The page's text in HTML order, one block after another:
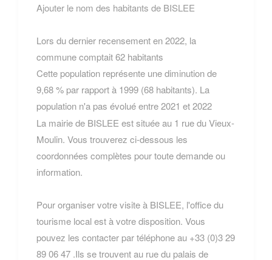
Ajouter le nom des habitants de BISLEE
Lors du dernier recensement en 2022, la
commune comptait 62 habitants
Cette population représente une diminution de
9,68 % par rapport à 1999 (68 habitants). La
population n'a pas évolué entre 2021 et 2022
La mairie de BISLEE est située au 1 rue du Vieux-
Moulin. Vous trouverez ci-dessous les
coordonnées complètes pour toute demande ou
information.
Pour organiser votre visite à BISLEE, l'office du
tourisme local est à votre disposition. Vous
pouvez les contacter par téléphone au +33 (0)3 29
89 06 47 .Ils se trouvent au rue du palais de